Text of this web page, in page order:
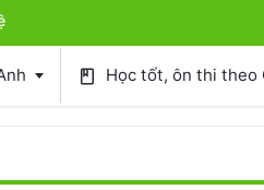
book Học tốt, ôn thi theo